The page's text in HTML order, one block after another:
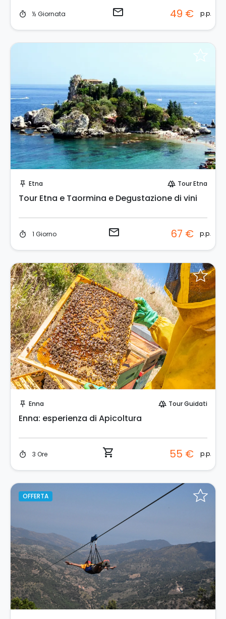
timer ½ Giornata email 49 € p.p.
push_pin Etna forest Tour Etna
Tour Etna e Taormina e Degustazione di vini
timer 1 Giorno email 67 € p.p.
push_pin Enna forest Tour Guidati
Enna: esperienza di Apicoltura
timer 3 Ore shopping_cart 55 € p.p.
OFFERTA